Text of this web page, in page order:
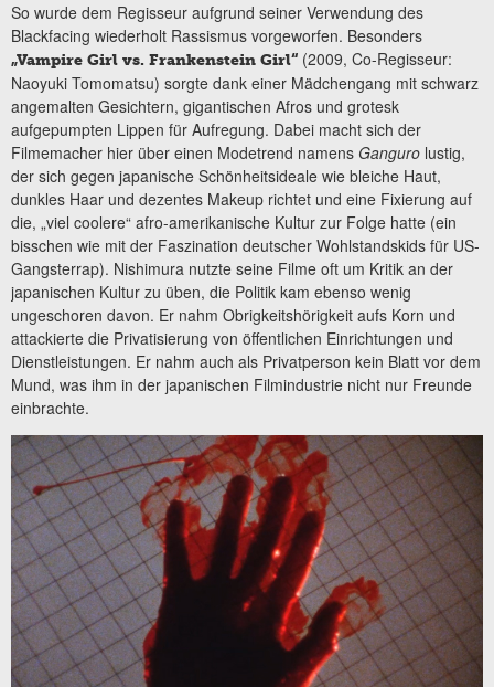
So wurde dem Regisseur aufgrund seiner Verwendung des
Blackfacing wiederholt Rassismus vorgeworfen. Besonders
„Vampire Girl vs. Frankenstein Girl“ (2009, Co-Regisseur:
Naoyuki Tomomatsu) sorgte dank einer Mädchengang mit schwarz
angemalten Gesichtern, gigantischen Afros und grotesk
aufgepumpten Lippen für Aufregung. Dabei macht sich der
Filmemacher hier über einen Modetrend namens Ganguro lustig,
der sich gegen japanische Schönheitsideale wie bleiche Haut,
dunkles Haar und dezentes Makeup richtet und eine Fixierung auf
die, „viel coolere“ afro-amerikanische Kultur zur Folge hatte (ein
bisschen wie mit der Faszination deutscher Wohlstandskids für US-
Gangsterrap). Nishimura nutzte seine Filme oft um Kritik an der
japanischen Kultur zu üben, die Politik kam ebenso wenig
ungeschoren davon. Er nahm Obrigkeitshörigkeit aufs Korn und
attackierte die Privatisierung von öffentlichen Einrichtungen und
Dienstleistungen. Er nahm auch als Privatperson kein Blatt vor dem
Mund, was ihm in der japanischen Filmindustrie nicht nur Freunde
einbrachte.